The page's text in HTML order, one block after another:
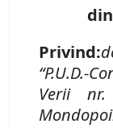
Privind:
“P.U.D.-
Veriinr.